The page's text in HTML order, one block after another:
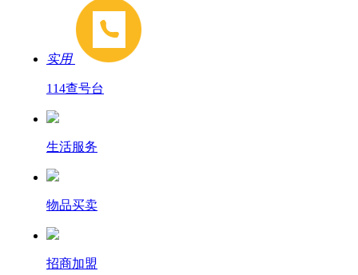
实用
114查号台
生活服务
物品买卖
招商加盟